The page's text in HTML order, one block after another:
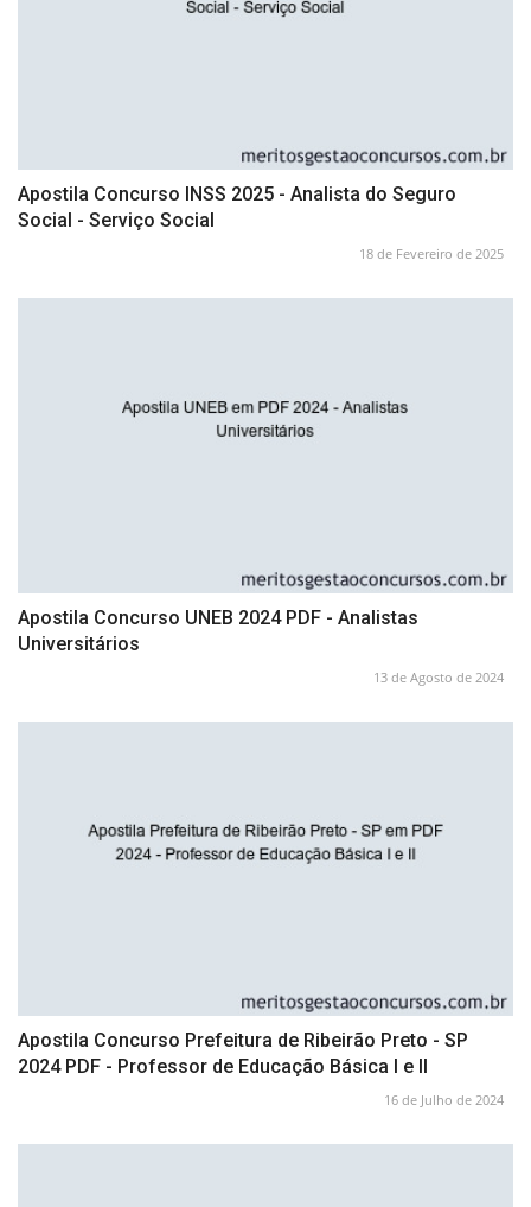
Apostila Concurso INSS 2025 - Analista do Seguro
Social - Serviço Social
18 de Fevereiro de 2025
Apostila Concurso UNEB 2024 PDF - Analistas
Universitários
13 de Agosto de 2024
Apostila Concurso Prefeitura de Ribeirão Preto - SP
2024 PDF - Professor de Educação Básica I e II
16 de Julho de 2024